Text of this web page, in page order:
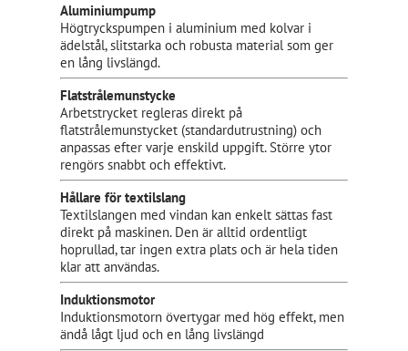
Aluminiumpump
Högtryckspumpen i aluminium med kolvar i
ädelstål, slitstarka och robusta material som ger
en lång livslängd.
Flatstrålemunstycke
Arbetstrycket regleras direkt på
flatstrålemunstycket (standardutrustning) och
anpassas efter varje enskild uppgift. Större ytor
rengörs snabbt och effektivt.
Hållare för textilslang
Textilslangen med vindan kan enkelt sättas fast
direkt på maskinen. Den är alltid ordentligt
hoprullad, tar ingen extra plats och är hela tiden
klar att användas.
Induktionsmotor
Induktionsmotorn övertygar med hög effekt, men
ändå lågt ljud och en lång livslängd